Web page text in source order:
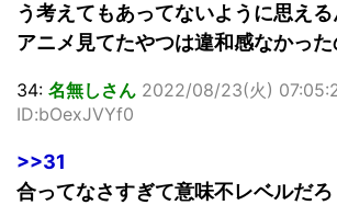
う考えてもあってないように思え
アニメ見てたやつは違和感なかっ
34: 名無しさん 2022/08/23(火)
ID:bOexJVYf0
>>31
合ってなさすぎて意味不レベルだろ